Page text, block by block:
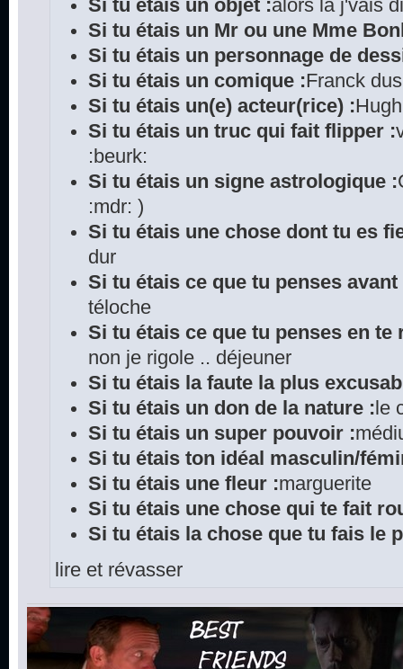
Si tu étais un objet :alors là j'vais
Si tu étais un Mr ou une Mme
Si tu étais un personnage de
Si tu étais un comique :Franck
Si tu étais un(e) acteur(rice) :
Si tu étais un truc qui fait flipper :
:beurk:
Si tu étais un signe astrologique :
:mdr: )
Si tu étais une chose dont tu es
dur
Si tu étais ce que tu penses
téloche
Si tu étais ce que tu penses en te
non je rigole .. déjeuner
Si tu étais la faute la plus
Si tu étais un don de la nature : le
Si tu étais un super pouvoir :
Si tu étais ton idéal masculin/
Si tu étais une fleur :marguerite
Si tu étais une chose qui te fait
Si tu étais la chose que tu fais le
lire et révasser